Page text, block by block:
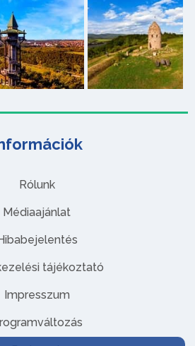
Rólunk
Médiaajánlat
tájékoztató
Impresszum